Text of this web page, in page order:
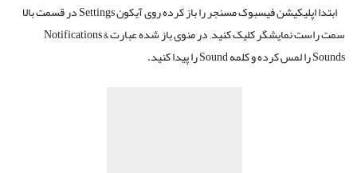
ابتدا اپلیکیشن فیسبوک مسنجر را باز کرده روی آیکون Settings در قسمت بالا
سمت راست نمایشگر کلیک کنید; در منوی باز شده عبارت Notifications &
Sounds را لمس کرده و کلمه Sound را پیدا کنید.